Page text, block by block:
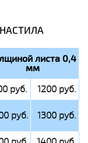
листа 0,4
мм
руб.
1200 руб.
руб. 1300 руб.